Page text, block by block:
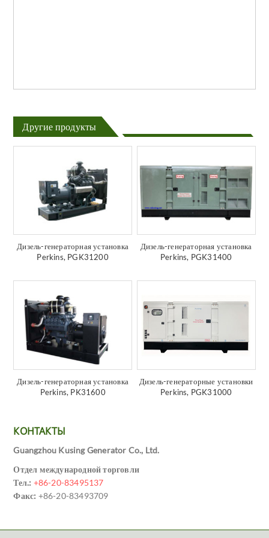
Другие продукты
Дизель-генераторная установка
Perkins, PGK31200
Дизель-генераторная установка
Perkins, PGK31400
Дизель-генераторная установка
Perkins, PK31600
Дизель-генераторные установки
Perkins, PGK31000
КОНТАКТЫ
Guangzhou Kusing Generator Co., Ltd.
Отдел международной торговли
Тел.: +86-20-83495137
Факс: +86-20-83493709